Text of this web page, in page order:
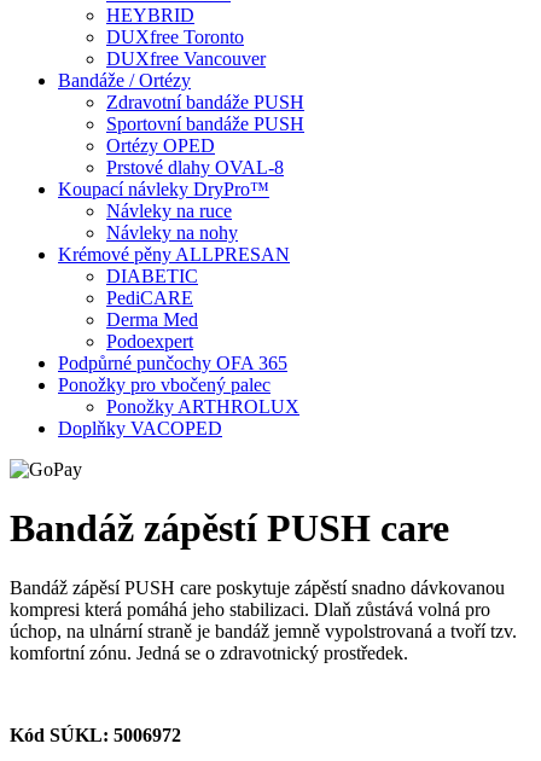
HEYBRID
DUXfree Toronto
DUXfree Vancouver
Bandáže / Ortézy
Zdravotní bandáže PUSH
Sportovní bandáže PUSH
Ortézy OPED
Prstové dlahy OVAL-8
Koupací návleky DryPro™
Návleky na ruce
Návleky na nohy
Krémové pěny ALLPRESAN
DIABETIC
PediCARE
Derma Med
Podoexpert
Podpůrné punčochy OFA 365
Ponožky pro vbočený palec
Ponožky ARTHROLUX
Doplňky VACOPED
Bandáž zápěstí PUSH care
Bandáž zápěsí PUSH care poskytuje zápěstí snadno dávkovanou
kompresi která pomáhá jeho stabilizaci. Dlaň zůstává volná pro
úchop, na ulnární straně je bandáž jemně vypolstrovaná a tvoří tzv.
komfortní zónu. Jedná se o zdravotnický prostředek.
Kód SÚKL: 5006972